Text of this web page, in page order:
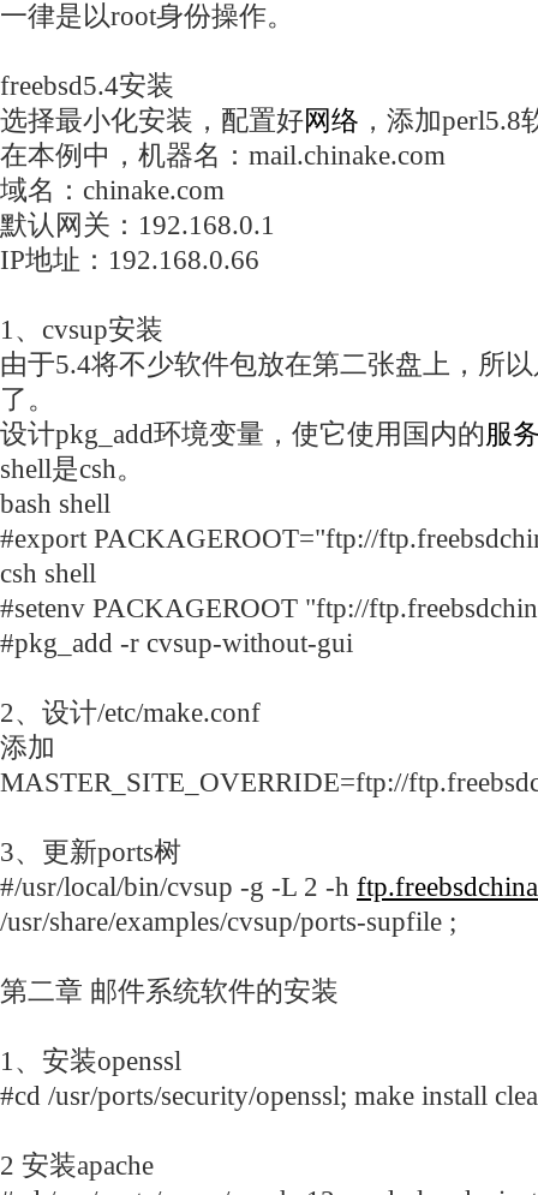
一律是以root身份操作。
freebsd5.4安装
选择最小化安装，配置好网络 ，添加perl5.8
在本例中，机器名：mail.chinake.com
域名：chinake.com
默认网关：192.168.0.1
IP地址：192.168.0.66
1、cvsup安装
由于5.4将不少软件包放在第二张盘上，所
了。
设计pkg_add环境变量，使它使用国内的服
shell是csh。
bash shell
#export PACKAGEROOT="ftp://
csh shell
#setenv PACKAGEROOT "ftp://
#pkg_add -r cvsup-without-gui
2、设计/etc/make.conf
添加
MASTER_SITE_OVERRIDE=ftp://
3、更新ports树
#/usr/local/bin/cvsup -g -L 2 -h
/usr/share/examples/cvsup/ports-supfile ;
第二章 邮件系统软件的安装
1、安装openssl
#cd /usr/ports/security/openssl; make install
2 安装apache